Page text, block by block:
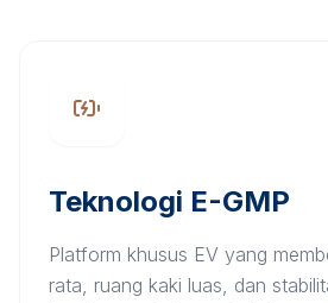
Teknologi E-GMP
Platform khusus EV yang
rata, ruang kaki luas, dan